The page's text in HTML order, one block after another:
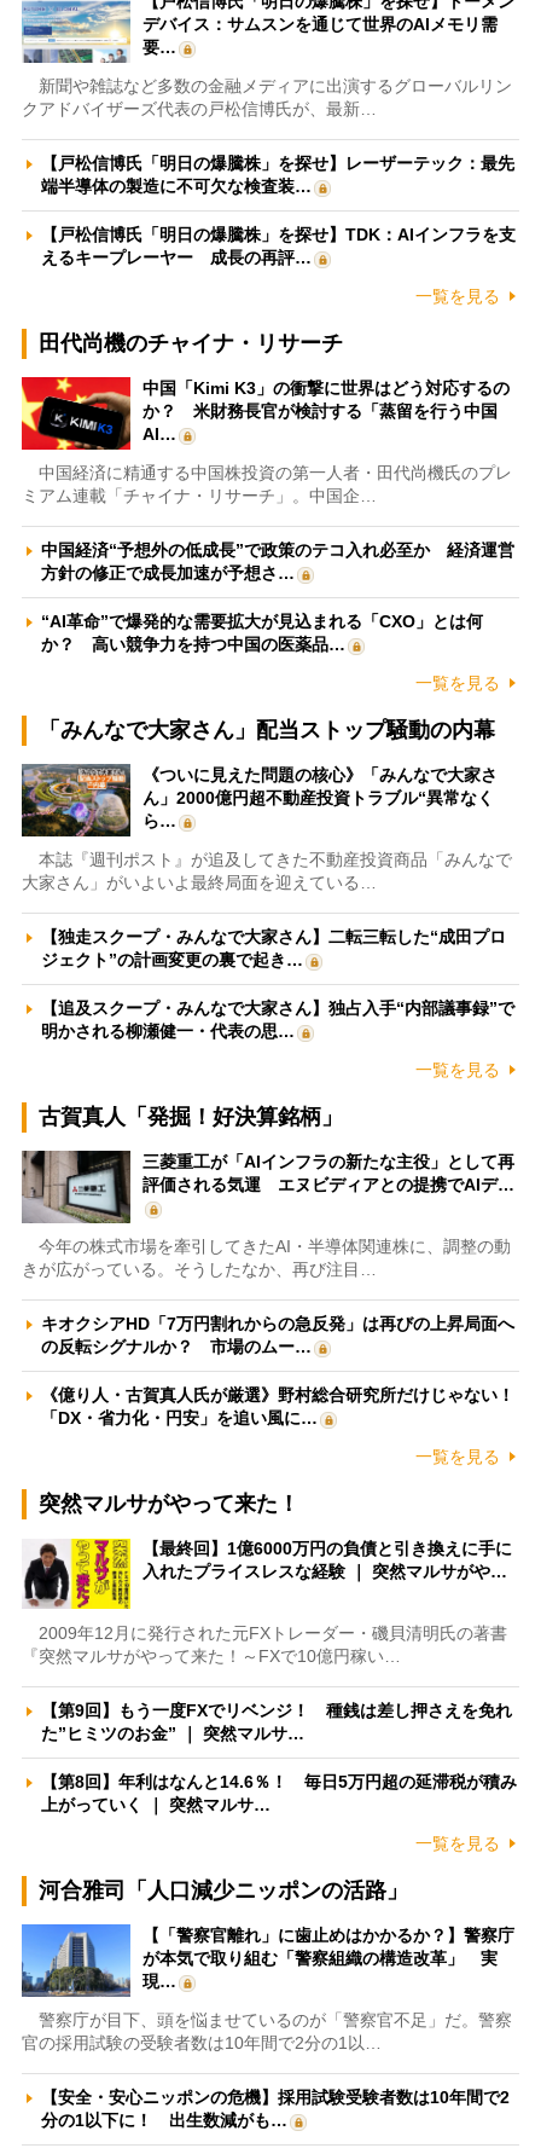
デバイス：サムスンを通じて世界のAIメモリ需
要…
新聞や雑誌など多数の金融メディアに出演するグローバルリン
クアドバイザーズ代表の戸松信博氏が、最新…
【戸松信博氏「明日の爆騰株」を探せ】レーザーテック：最先
端半導体の製造に不可欠な検査装…
【戸松信博氏「明日の爆騰株」を探せ】TDK：AIインフラを支
えるキープレーヤー 成長の再評…
一覧を見る
田代尚機のチャイナ・リサーチ
中国「Kimi K3」の衝撃に世界はどう対応するの
か？ 米財務長官が検討する「蒸留を行う中国
AI…
中国経済に精通する中国株投資の第一人者・田代尚機氏のプレ
ミアム連載「チャイナ・リサーチ」。中国企…
中国経済“予想外の低成長”で政策のテコ入れ必至か 経済運営
方針の修正で成長加速が予想さ…
“AI革命”で爆発的な需要拡大が見込まれる「CXO」とは何
か？ 高い競争力を持つ中国の医薬品…
一覧を見る
「みんなで大家さん」配当ストップ騒動の内幕
《ついに見えた問題の核心》「みんなで大家さ
ん」2000億円超不動産投資トラブル“異常なく
ら…
本誌『週刊ポスト』が追及してきた不動産投資商品「みんなで
大家さん」がいよいよ最終局面を迎えている…
【独走スクープ・みんなで大家さん】二転三転した“成田プロ
ジェクト”の計画変更の裏で起き…
【追及スクープ・みんなで大家さん】独占入手“内部議事録”で
明かされる柳瀬健一・代表の思…
一覧を見る
古賀真人「発掘！好決算銘柄」
三菱重工が「AIインフラの新たな主役」として再
評価される気運 エヌビディアとの提携でAIデ…
今年の株式市場を牽引してきたAI・半導体関連株に、調整の動
きが広がっている。そうしたなか、再び注目…
キオクシアHD「7万円割れからの急反発」は再びの上昇局面へ
の反転シグナルか？ 市場のムー…
《億り人・古賀真人氏が厳選》野村総合研究所だけじゃない！
「DX・省力化・円安」を追い風に…
一覧を見る
突然マルサがやって来た！
【最終回】1億6000万円の負債と引き換えに手に
入れたプライスレスな経験 ｜ 突然マルサがや…
2009年12月に発行された元FXトレーダー・磯貝清明氏の著書
『突然マルサがやって来た！～FXで10億円稼い…
【第9回】もう一度FXでリベンジ！ 種銭は差し押さえを免れ
た”ヒミツのお金” ｜ 突然マルサ…
【第8回】年利はなんと14.6％！ 毎日5万円超の延滞税が積み
上がっていく ｜ 突然マルサ…
一覧を見る
河合雅司「人口減少ニッポンの活路」
【「警察官離れ」に歯止めはかかるか？】警察庁
が本気で取り組む「警察組織の構造改革」 実
現…
警察庁が目下、頭を悩ませているのが「警察官不足」だ。警察
官の採用試験の受験者数は10年間で2分の1以…
【安全・安心ニッポンの危機】採用試験受験者数は10年間で2
分の1以下に！ 出生数減がも…